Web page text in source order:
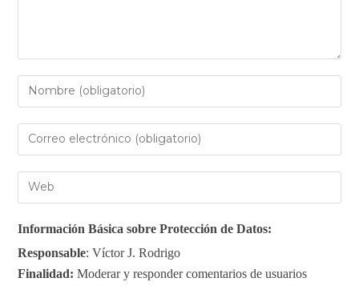
Información Básica sobre Protección de Datos:
Responsable: Víctor J. Rodrigo
Finalidad:Moderar y responder comentarios de usuarios